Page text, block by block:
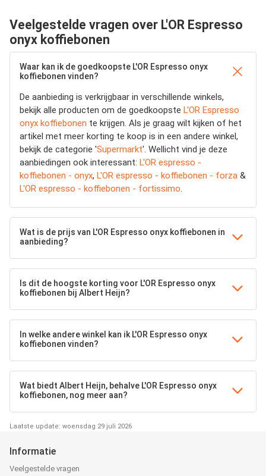
Veelgestelde vragen over L'OR Espresso
onyx koffiebonen
Waar kan ik de goedkoopste L'OR Espresso onyx
koffiebonen vinden?
De aanbieding is verkrijgbaar in verschillende winkels,
bekijk alle producten om de goedkoopste L'OR Espresso
onyx koffiebonen te krijgen. Als je graag wilt kijken of het
artikel met meer korting te koop is in een andere winkel,
bekijk de categorie 'Supermarkt'. Wellicht vind je deze
aanbiedingen ook interessant: L'OR espresso -
koffiebonen - onyx, L'OR espresso - koffiebonen - forza &
L'OR espresso - koffiebonen - fortissimo.
Wat is de prijs van L'OR Espresso onyx koffiebonen in
aanbieding?
Is dit de hoogste korting voor L'OR Espresso onyx
koffiebonen bij Albert Heijn?
In welke andere winkel kan ik L'OR Espresso onyx
koffiebonen vinden?
Wat biedt Albert Heijn, behalve L'OR Espresso onyx
koffiebonen, nog meer aan?
Laatste update: woensdag 29 juli 2026
Informatie
Veelgestelde vragen